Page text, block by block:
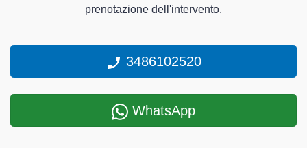
prenotazione dell'intervento.
3486102520
WhatsApp